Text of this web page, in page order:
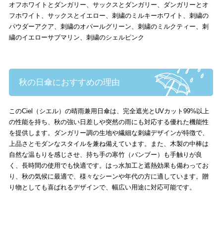
オフホワイトとダンガリー、サックスとダンガリー、ダンガリーとオ
フホワイト、サックスとイエロー、刺繍のミルキーホワイト、刺繍の
パウダーアクア、刺繍のオパールグリーン、刺繍のミルクティー、刺
繍のイエローサブマリン、刺繍のシェルピンク
秋の日傘におすすめの理由
このCiel（シエル）の晴雨兼用日傘は、完全遮光とUVカット99%以上
の性能を持ち、秋の強い日差しや突然の雨にも対応する優れた機能性
を提供します。ダンガリー調の生地や繊細な刺繍デザインが特徴で、
上品さとモダンなスタイルを兼ね備えています。また、木製の中棒は
自然な温もりを感じさせ、持ち手の寒竹（バンブー）も手触りが良
く、長時間の使用でも快適です。はっ水加工と遮熱効果も備わってお
り、秋の気候に最適で、様々なシーンや年代の方に適しています。贈
り物としても喜ばれるデザインで、幅広い用途に対応可能です。